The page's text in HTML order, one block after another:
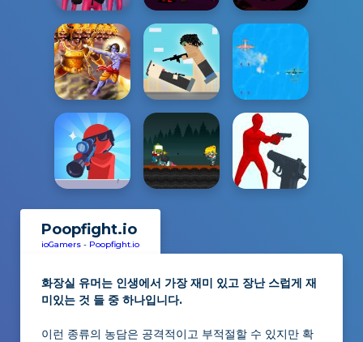
Poopfight.io
ioGamers - Poopfight.io
화장실 유머는 인생에서 가장 재미 있고 장난 스럽게 재
미있는 것 들 중 하나입니다.
이런 종류의 농담은 공격적이고 부적절할 수 있지만 확